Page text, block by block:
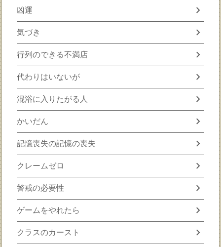
凶運 chevron_right
気づき chevron_right
行列のできる不満店 chevron_right
代わりはいないが chevron_right
混浴に入りたがる人 chevron_right
かいだん chevron_right
記憶喪失の記憶の喪失 chevron_right
クレームゼロ chevron_right
警戒の必要性 chevron_right
ゲームをやれたら chevron_right
クラスのカースト chevron_right